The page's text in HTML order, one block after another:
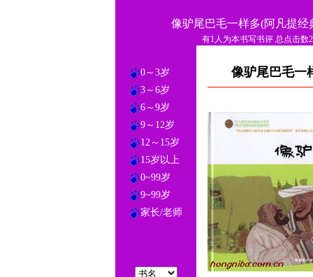
像驴尾巴毛一样多(阿凡提经
有1人为本书写书评 总点击数
0～3岁
3～6岁
6～9岁
9～12岁
12～15岁
15岁以上
0~99岁
9~99岁
家长/老师
像驴尾巴毛一